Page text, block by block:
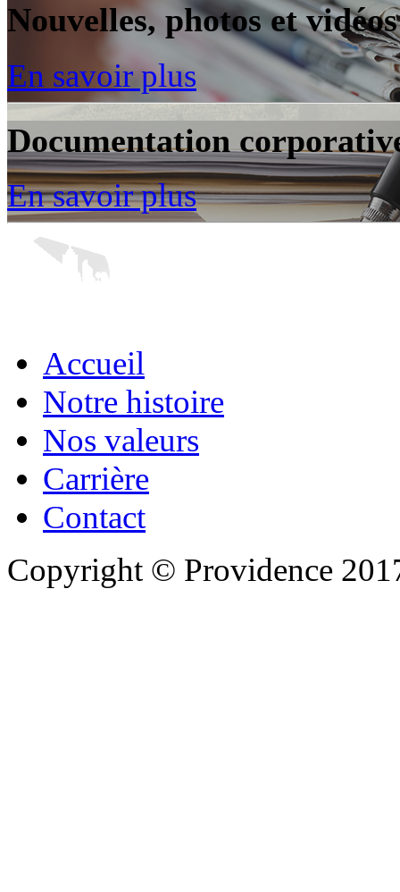
Nouvelles, photos et vidéos
En savoir plus
Documentation
En savoir plus
Accueil
Notre histoire
Nos valeurs
Carrière
Contact
Copyright © Providence